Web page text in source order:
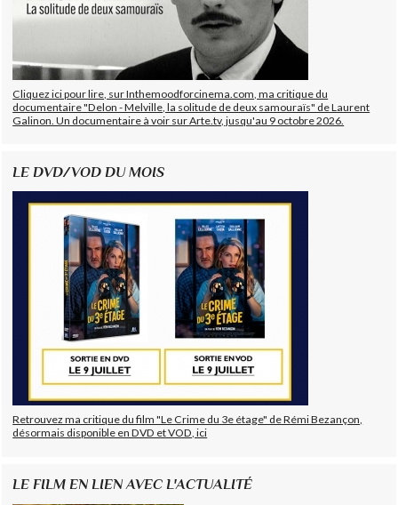
Cliquez ici pour lire, sur Inthemoodforcinema.com, ma critique du
documentaire "Delon - Melville, la solitude de deux samouraïs" de Laurent
Galinon. Un documentaire à voir sur Arte.tv, jusqu'au 9 octobre 2026.
LE DVD/VOD DU MOIS
Retrouvez ma critique du film "Le Crime du 3e étage" de Rémi Bezançon,
désormais disponible en DVD et VOD, ici
LE FILM EN LIEN AVEC L'ACTUALITÉ